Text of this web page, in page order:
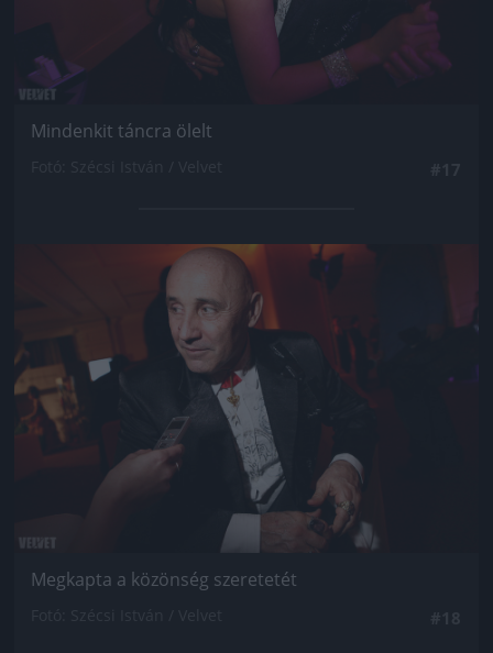
Mindenkit táncra ölelt
Jön még kép!
Megkapta a közönség szeretetét